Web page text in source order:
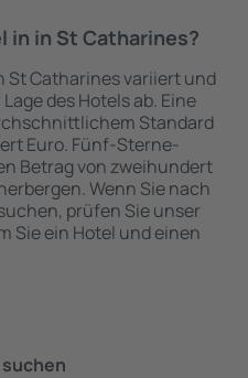
in in St Catharines?
St Catharines variiert und
des Hotels ab. Eine
Standard
Euro. Fünf-Sterne-
Betrag von zweihundert
Wenn Sie nach
prüfen Sie unser
Sie ein Hotel und einen